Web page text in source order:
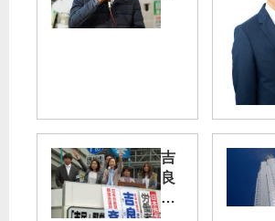
本
位
の
吉
良
よ